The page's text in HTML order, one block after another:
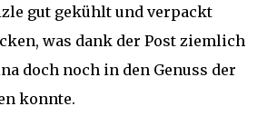
gut gekühlt und verpackt
was dank der Post ziemlich
doch noch in den Genuss der
konnte.